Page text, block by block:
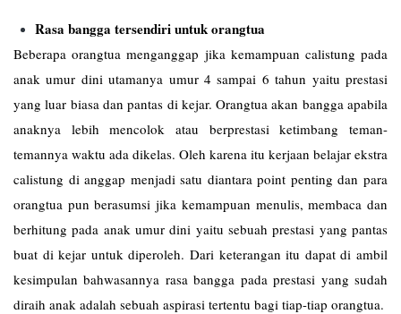
Rasa bangga tersendiri untuk orangtua
Beberapa orangtua menganggap jika kemampuan calistung pada
anak umur dini utamanya umur 4 sampai 6 tahun yaitu prestasi
yang luar biasa dan pantas di kejar. Orangtua akan bangga apabila
anaknya lebih mencolok atau berprestasi ketimbang teman-
temannya waktu ada dikelas. Oleh karena itu kerjaan belajar ekstra
calistung di anggap menjadi satu diantara point penting dan para
orangtua pun berasumsi jika kemampuan menulis, membaca dan
berhitung pada anak umur dini yaitu sebuah prestasi yang pantas
buat di kejar untuk diperoleh. Dari keterangan itu dapat di ambil
kesimpulan bahwasannya rasa bangga pada prestasi yang sudah
diraih anak adalah sebuah aspirasi tertentu bagi tiap-tiap orangtua.